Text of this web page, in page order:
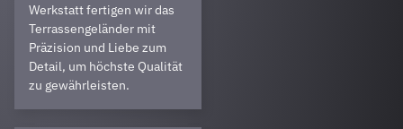
Werkstatt fertigen wir das
Terrassengeländer mit
Präzision und Liebe zum
Detail, um höchste Qualität
zu gewährleisten.